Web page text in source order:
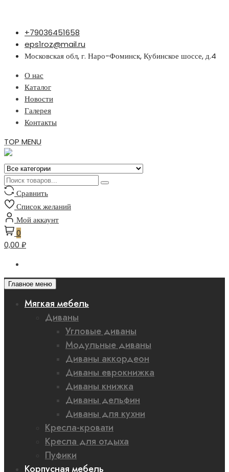
Перейти
содержимому
+79036451658
eps1roz@mail.ru
Московская обл, г. Наро-Фоминск, Кубинское шоссе, д.4
О нас
Каталог
Новости
Галерея
Контакты
TOP MENU
Сравнить
Список желаний
Мой аккаунт
0
0,00 ₽
Главное меню
Мягкая мебель
Диваны
Угловые диваны
Модульные диваны
Диваны аккордеон
Диваны еврокнижка
Диваны книжка
Диваны дельфин
Диваны для кухни
Кресла-кровати
Кресла для отдыха
Пуфики
Корпусная мебель